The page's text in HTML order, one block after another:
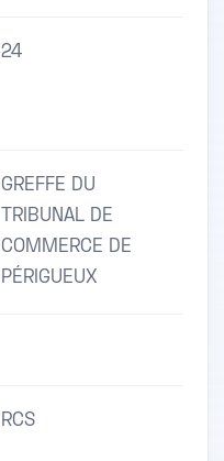
24
GREFFE DU
TRIBUNAL DE
COMMERCE DE
PÉRIGUEUX
RCS